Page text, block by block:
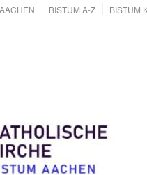
BISTUM A-Z BISTUM